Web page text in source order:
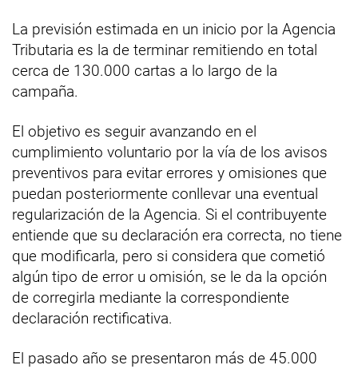
La previsión estimada en un inicio por la Agencia
Tributaria es la de terminar remitiendo en total
cerca de 130.000 cartas a lo largo de la
campaña.
El objetivo es seguir avanzando en el
cumplimiento voluntario por la vía de los avisos
preventivos para evitar errores y omisiones que
puedan posteriormente conllevar una eventual
regularización de la Agencia. Si el contribuyente
entiende que su declaración era correcta, no tiene
que modificarla, pero si considera que cometió
algún tipo de error u omisión, se le da la opción
de corregirla mediante la correspondiente
declaración rectificativa.
El pasado año se presentaron más de 45.000